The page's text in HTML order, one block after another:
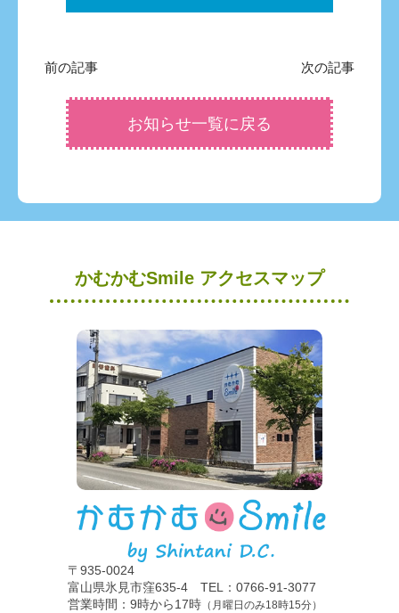
前の記事 次の記事
お知らせ一覧に戻る
かむかむSmile アクセスマップ
〒935-0024
富山県氷見市窪635-4 TEL：0766-91-3077
営業時間：9時から17時 （月曜日のみ18時15分）